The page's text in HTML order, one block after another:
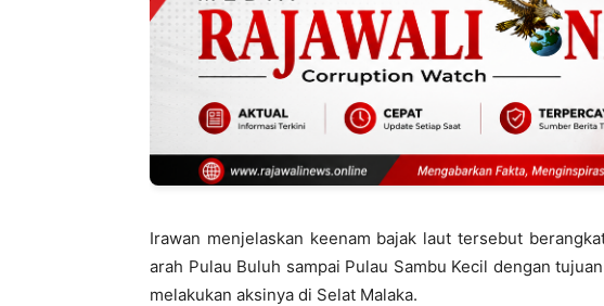
Irawan menjelaskan keenam bajak laut tersebut
arah Pulau Buluh sampai Pulau Sambu Kecil dengan
melakukan aksinya di Selat Malaka.